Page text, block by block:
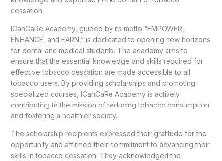
cessation.
ICanCaRe Academy, guided by its motto “EMPOWER,
ENHANCE, and EARN,” is dedicated to opening new horizons
for dental and medical students. The academy aims to
ensure that the essential knowledge and skills required for
effective tobacco cessation are made accessible to all
tobacco users. By providing scholarships and promoting
specialized courses, ICanCaRe Academy is actively
contributing to the mission of reducing tobacco consumption
and fostering a healthier society.
The scholarship recipients expressed their gratitude for the
opportunity and affirmed their commitment to advancing their
skills in tobacco cessation. They acknowledged the